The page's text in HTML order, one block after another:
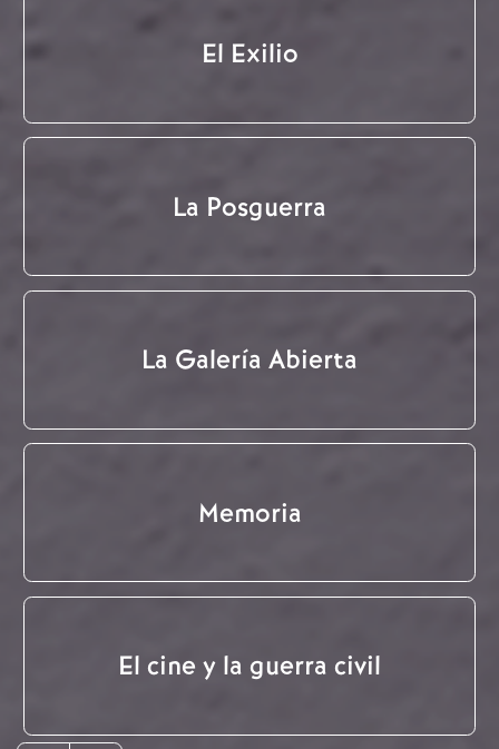
El Exilio
La Posguerra
La Galería Abierta
Memoria
El cine y la guerra civil